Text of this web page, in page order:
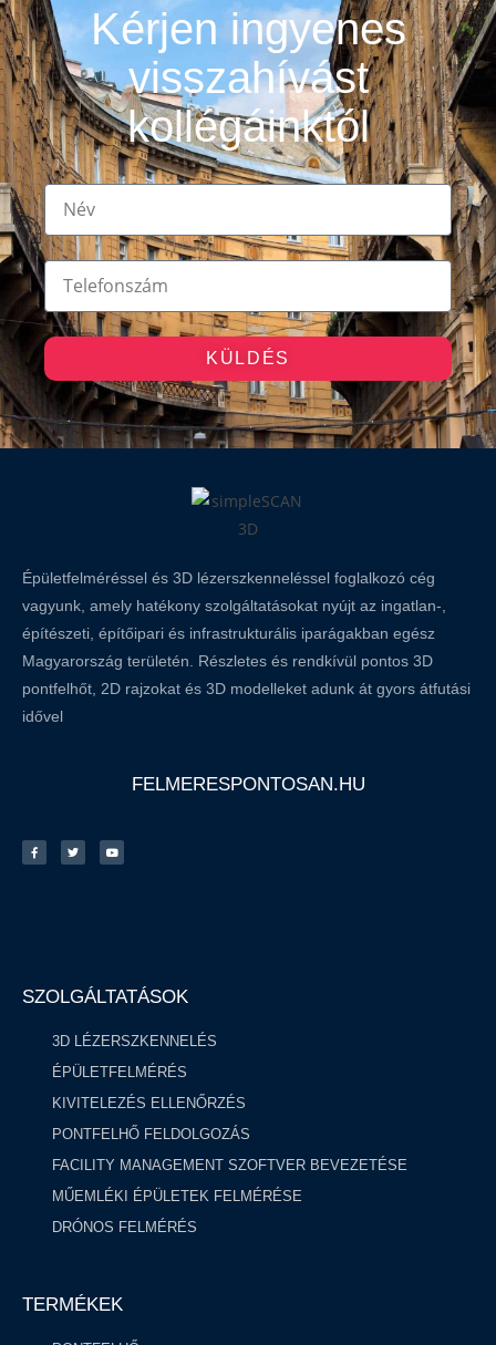
Kérjen ingyenes
visszahívást
kollégáinktól
KÜLDÉS
Épületfelméréssel és 3D lézerszkenneléssel foglalkozó cég
vagyunk, amely hatékony szolgáltatásokat nyújt az ingatlan-,
építészeti, építőipari és infrastrukturális iparágakban egész
Magyarország területén. Részletes és rendkívül pontos 3D
pontfelhőt, 2D rajzokat és 3D modelleket adunk át gyors átfutási
idővel
FELMERESPONTOSAN.HU
SZOLGÁLTATÁSOK
3D LÉZERSZKENNELÉS
ÉPÜLETFELMÉRÉS
KIVITELEZÉS ELLENŐRZÉS
PONTFELHŐ FELDOLGOZÁS ​
FACILITY MANAGEMENT SZOFTVER BEVEZETÉSE
MŰEMLÉKI ÉPÜLETEK FELMÉRÉSE
DRÓNOS FELMÉRÉS
TERMÉKEK